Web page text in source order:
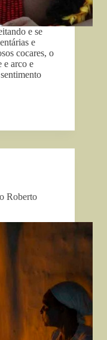
e se
e
cocares, o
e arco e
Roberto